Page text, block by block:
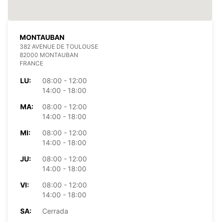
MONTAUBAN
382 AVENUE DE TOULOUSE
82000 MONTAUBAN
FRANCE
LU:
08:00 - 12:00
14:00 - 18:00
MA:
08:00 - 12:00
14:00 - 18:00
MI:
08:00 - 12:00
14:00 - 18:00
JU:
08:00 - 12:00
14:00 - 18:00
VI:
08:00 - 12:00
14:00 - 18:00
SA:
Cerrada